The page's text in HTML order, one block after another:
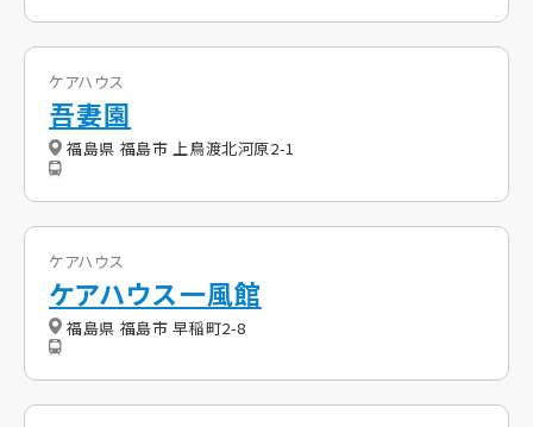
ケアハウス
吾妻園
福島県 福島市 上鳥渡北河原2-1
ケアハウス
ケアハウス一風館
福島県 福島市 早稲町2-8